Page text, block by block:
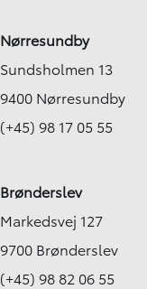
Nørresundby
Sundsholmen 13
9400 Nørresundby
(+45) 98 17 05 55
Brønderslev
Markedsvej 127
9700 Brønderslev
(+45) 98 82 06 55